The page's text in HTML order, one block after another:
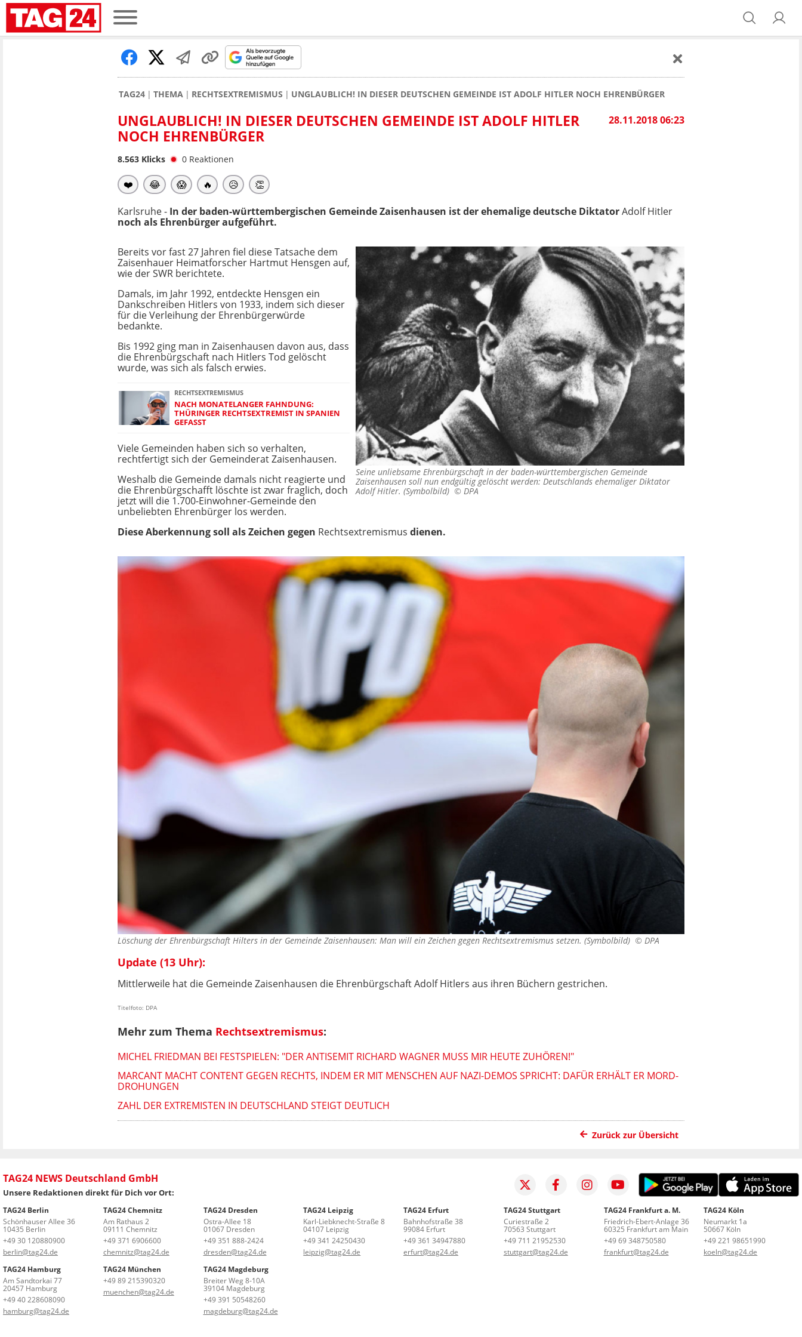
TAG24 THEMA RECHTSEXTREMISMUS UNGLAUBLICH! IN DIESER DEUTSCHEN GEMEINDE IST ADOLF HITLER NOCH EHRENBÜRGER
28.11.2018 06:23
UNGLAUBLICH! IN DIESER DEUTSCHEN GEMEINDE IST ADOLF HITLER
NOCH EHRENBÜRGER
8.563 Klicks 0 Reaktionen
❤️ 😂 😱 🔥 😥 👏
Karlsruhe - In der baden-württembergischen Gemeinde Zaisenhausen ist der ehemalige deutsche DiktatorAdolf Hitler
noch als Ehrenbürger aufgeführt.
Seine unliebsame Ehrenbürgschaft in der baden-württembergischen Gemeinde
Zaisenhausen soll nun endgültig gelöscht werden: Deutschlands ehemaliger Diktator
Adolf Hitler. (Symbolbild) © DPA
Bereits vor fast 27 Jahren fiel diese Tatsache dem
Zaisenhauer Heimatforscher Hartmut Hensgen auf,
wie der SWR berichtete.
Damals, im Jahr 1992, entdeckte Hensgen ein
Dankschreiben Hitlers von 1933, indem sich dieser
für die Verleihung der Ehrenbürgerwürde
bedankte.
Bis 1992 ging man in Zaisenhausen davon aus, dass
die Ehrenbürgschaft nach Hitlers Tod gelöscht
wurde, was sich als falsch erwies.
RECHTSEXTREMISMUS
NACH MONATELANGER FAHNDUNG:
THÜRINGER RECHTSEXTREMIST IN SPANIEN
GEFASST
Viele Gemeinden haben sich so verhalten,
rechtfertigt sich der Gemeinderat Zaisenhausen.
Weshalb die Gemeinde damals nicht reagierte und
die Ehrenbürgschafft löschte ist zwar fraglich, doch
jetzt will die 1.700-Einwohner-Gemeinde den
unbeliebten Ehrenbürger los werden.
Diese Aberkennung soll als Zeichen gegen Rechtsextremismus dienen.
Löschung der Ehrenbürgschaft Hilters in der Gemeinde Zaisenhausen: Man will ein Zeichen gegen Rechtsextremismus setzen. (Symbolbild) © DPA
Update (13 Uhr):
Mittlerweile hat die Gemeinde Zaisenhausen die Ehrenbürgschaft Adolf Hitlers aus ihren Büchern gestrichen.
Titelfoto: DPA
Mehr zum Thema Rechtsextremismus:
MICHEL FRIEDMAN BEI FESTSPIELEN: "DER ANTISEMIT RICHARD WAGNER MUSS MIR HEUTE ZUHÖREN!"
MARCANT MACHT CONTENT GEGEN RECHTS, INDEM ER MIT MENSCHEN AUF NAZI-DEMOS SPRICHT: DAFÜR ERHÄLT ER MORD-
DROHUNGEN
ZAHL DER EXTREMISTEN IN DEUTSCHLAND STEIGT DEUTLICH
Zurück zur Übersicht
TAG24 NEWS Deutschland GmbH
Unsere Redaktionen direkt für Dich vor Ort:
TAG24 Berlin
Schönhauser Allee 36
10435 Berlin
+49 30 120880900
berlin@tag24.de
TAG24 Chemnitz
Am Rathaus 2
09111 Chemnitz
+49 371 6906600
chemnitz@tag24.de
TAG24 Dresden
Ostra-Allee 18
01067 Dresden
+49 351 888-2424
dresden@tag24.de
TAG24 Leipzig
Karl-Liebknecht-Straße 8
04107 Leipzig
+49 341 24250430
leipzig@tag24.de
TAG24 Erfurt
Bahnhofstraße 38
99084 Erfurt
+49 361 34947880
erfurt@tag24.de
TAG24 Stuttgart
Curiestraße 2
70563 Stuttgart
+49 711 21952530
stuttgart@tag24.de
TAG24 Frankfurt a. M.
Friedrich-Ebert-Anlage 36
60325 Frankfurt am Main
+49 69 348750580
frankfurt@tag24.de
TAG24 Köln
Neumarkt 1a
50667 Köln
+49 221 98651990
koeln@tag24.de
TAG24 Hamburg
Am Sandtorkai 77
20457 Hamburg
+49 40 228608090
hamburg@tag24.de
TAG24 München
+49 89 215390320
muenchen@tag24.de
TAG24 Magdeburg
Breiter Weg 8-10A
39104 Magdeburg
+49 391 50548260
magdeburg@tag24.de